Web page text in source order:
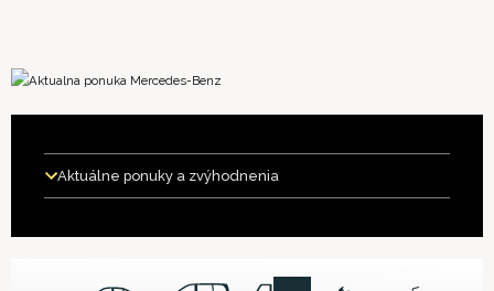
Aktuálne ponuky a zvýhodnenia